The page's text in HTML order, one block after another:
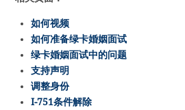
如何视频
如何准备绿卡婚姻面试
绿卡婚姻面试中的问题
支持声明
调整身份
I-751条件解除